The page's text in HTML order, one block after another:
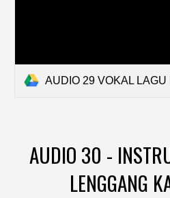
AUDIO 29 VOKAL LAGU
AUDIO 30 -
LENGGANG